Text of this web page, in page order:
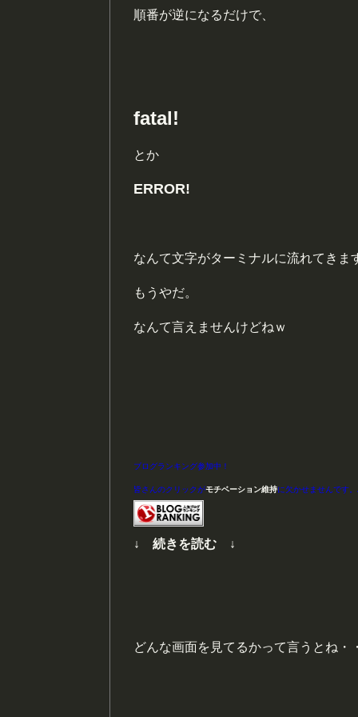
順番が逆になるだけで、
fatal!
とか
ERROR!
なんて文字がターミナルに流れてきま
もうやだ。
なんて言えませんけどねｗ
ブログランキング参加中！
皆さんのクリックがモチベーション維持に欠かせませんです。
↓ 続きを読む ↓
どんな画面を見てるかって言うとね・